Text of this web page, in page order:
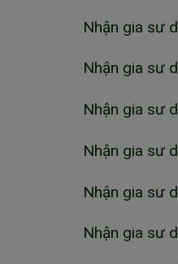
Nhận gia sư
Nhận gia sư
Nhận gia sư
Nhận gia sư
Nhận gia sư
Nhận gia sư